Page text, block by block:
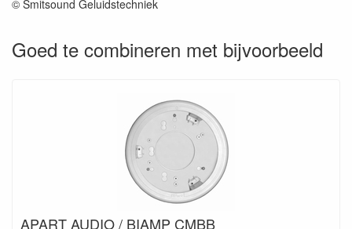
© Smitsound Geluidstechniek
Goed te combineren met bijvoorbeeld
APART AUDIO / BIAMP CMBB